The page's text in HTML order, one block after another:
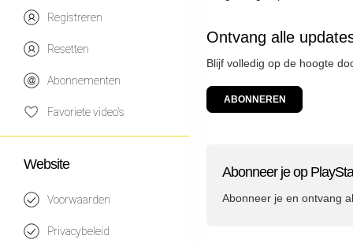
Registreren
Resetten
Abonnementen
Favoriete video's
Website
Voorwaarden
Privacybeleid
Ontvang alle
Blijf volledig op de hoogte
ABONNEREN
Abonneer je op
Abonneer je en ontvang